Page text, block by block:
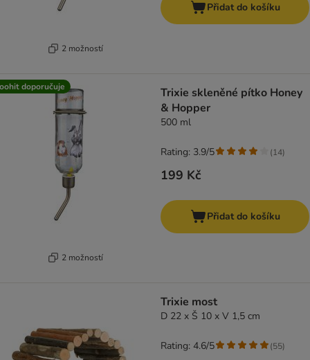
2 možností
Přidat do košíku
doporučuje
2 možností
Trixie skleněné pítko Honey
& Hopper
500 ml
199 Kč
Rating: 3.9/5 (14)
Přidat do košíku
Trixie most
D 22 x Š 10 x V 1,5 cm
Rating: 4.6/5 (55)